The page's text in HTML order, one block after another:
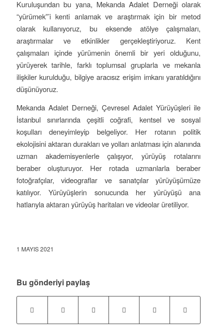
Kuruluşundan bu yana, Mekanda Adalet Derneği olarak
“yürümek”’i kenti anlamak ve araştırmak için bir metod
olarak kullanıyoruz, bu eksende atölye çalışmaları,
araştırmalar ve etkinlikler gerçekleştiriyoruz. Kent
çalışmaları içinde yürümenin önemli bir yeri olduğunu,
yürüyerek tarihle, farklı toplumsal gruplarla ve mekanla
ilişkiler kurulduğu, bilgiye aracısız erişim imkanı yaratıldığını
düşünüyoruz.
Mekanda Adalet Derneği, Çevresel Adalet Yürüyüşleri ile
İstanbul sınırlarında çeşitli coğrafi, kentsel ve sosyal
koşulları deneyimleyip belgeliyor. Her rotanın politik
ekolojisini aktaran durakları ve yolları anlatması için alanında
uzman akademisyenlerle çalışıyor, yürüyüş rotalarını
beraber oluşturuyor. Her rotada uzmanlarla beraber
fotoğrafçılar, videograflar ve sanatçılar yürüyüşümüze
katılıyor. Yürüyüşlerin sonucunda her yürüyüşü ana
hatlarıyla aktaran yürüyüş haritaları ve videolar üretiliyor.
1 MAYIS 2021
Bu gönderiyi paylaş